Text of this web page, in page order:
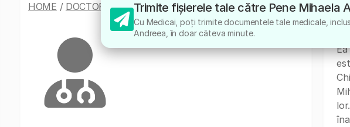
HOME / DOCTORI /PENE MIHAELA ANDREEA
Trimite fișierele tale către Pene Mihaela
Cu Medicai, poți trimite documentele tale medicale,
Andreea, în doar câteva minute.